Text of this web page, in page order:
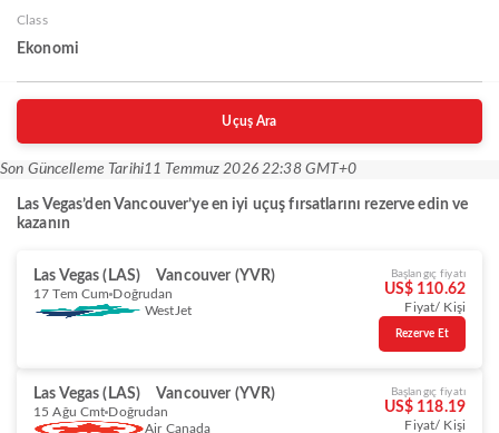
Class
Ekonomi
Uçuş Ara
Son Güncelleme Tarihi11 Temmuz 2026 22:38 GMT+0
Las Vegas’den Vancouver’ye en iyi uçuş fırsatlarını rezerve edin ve
kazanın
Las Vegas (LAS) Vancouver (YVR)
17 Tem Cum Doğrudan
WestJet
Başlangıç fiyatı
US$ 110.62
Fiyat/ Kişi
Rezerve Et
Las Vegas (LAS) Vancouver (YVR)
15 Ağu Cmt Doğrudan
Air Canada
Başlangıç fiyatı
US$ 118.19
Fiyat/ Kişi